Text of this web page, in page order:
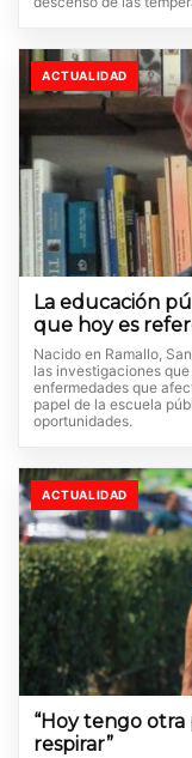
ACTUALIDAD
La educación
que hoy es
Nacido en Ramallo,
las investigaciones
enfermedades que
papel de la escuela
oportunidades.
ACTUALIDAD
“Hoy tengo
respirar”